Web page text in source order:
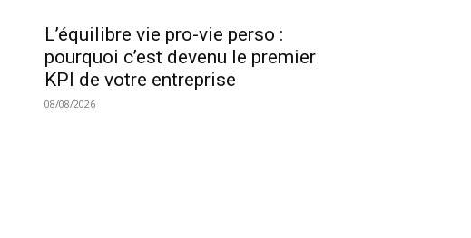
L’équilibre vie pro-vie perso :
pourquoi c’est devenu le premier
KPI de votre entreprise
08/08/2026